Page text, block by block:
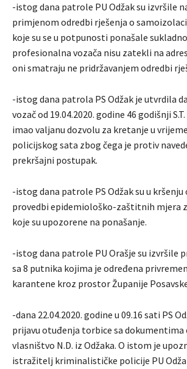
-istog dana patrole PU Odžak su izvršile
primjenom odredbi rješenja o
koje su se u potpunosti ponašale
profesionalna vozača nisu zatekli na
oni smatraju ne pridržavanjem odredbi
-istog dana patrola PS Odžak je utvrdila
vozač od 19.04.2020. godine 46 godišnji
imao valjanu dozvolu za kretanje u
policijskog sata zbog čega je protiv
prekršajni postupak.
-istog dana patrole PS Odžak su u kršenju
provedbi epidemiološko-zaštitnih mjera
koje su upozorene na ponašanje.
-istog dana patrole PU Orašje su izvršile
sa 8 putnika kojima je određena
karantene kroz prostor Županije
-dana 22.04.2020. godine u 09.16 sati PS
prijavu otuđenja torbice sa dokumentima
vlasništvo N.D. iz Odžaka. O istom je
istražitelj kriminalističke policije PU